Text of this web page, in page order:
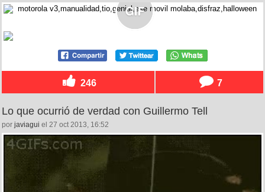
246 7
Lo que ocurrió de verdad con Guillermo Tell
por javiagui el 27 oct 2013, 16:52